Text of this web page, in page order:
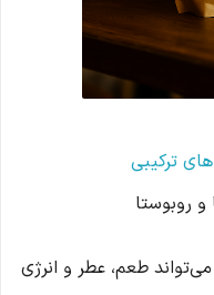
ترکیبی
و روبوستا
طعم، عطر و انرژی